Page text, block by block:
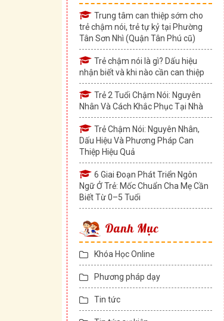
Trung tâm can thiệp sớm cho
trẻ chậm nói, trẻ tự kỷ tại Phường
Tân Sơn Nhì (Quận Tân Phú cũ)
Trẻ chậm nói là gì? Dấu hiệu
nhận biết và khi nào cần can thiệp
Trẻ 2 Tuổi Chậm Nói: Nguyên
Nhân Và Cách Khắc Phục Tại Nhà
Trẻ Chậm Nói: Nguyên Nhân,
Dấu Hiệu Và Phương Pháp Can
Thiệp Hiệu Quả
6 Giai Đoạn Phát Triển Ngôn
Ngữ Ở Trẻ: Mốc Chuẩn Cha Mẹ Cần
Biết Từ 0–5 Tuổi
Danh Mục
Khóa Học Online
Phương pháp dạy
Tin tức